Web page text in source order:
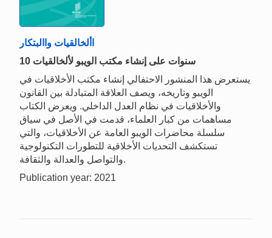
األخالقيات واالبتكار
10 سنوات على إنشاء مكتب الويبو لألخالقيات
يستعرض هذا المنشور الاحتفالي إنشاء مكتب الأخلاقيات في
الويبو وتاريخه، ويصف العلاقة المتبادلة بين القانون
والأخلاقيات في نظام العدل الداخلي. ويعرض الكتاب
مساهمات من كبار العلماء، قدمت في الأصل في سياق
سلسلة محاضرات الويبو العامة عن الأخلاقيات، والتي
تستكشف التحديات الأخلاقية للتطورات التكنولوجية
والتواصل والعدالة والثقافة.
Publication year: 2021